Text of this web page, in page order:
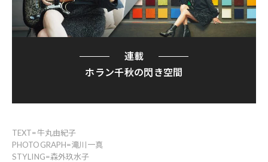
連載
ホラン千秋の閃き空間
TEXT=牛丸由紀子
PHOTOGRAPH=滝川一真
STYLING=森外玖水子